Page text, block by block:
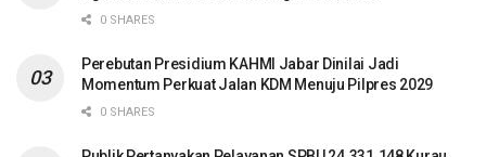
0 SHARES
Perebutan Presidium KAHMI Jabar Dinilai Jadi
Momentum Perkuat Jalan KDM Menuju Pilpres 2029
0 SHARES